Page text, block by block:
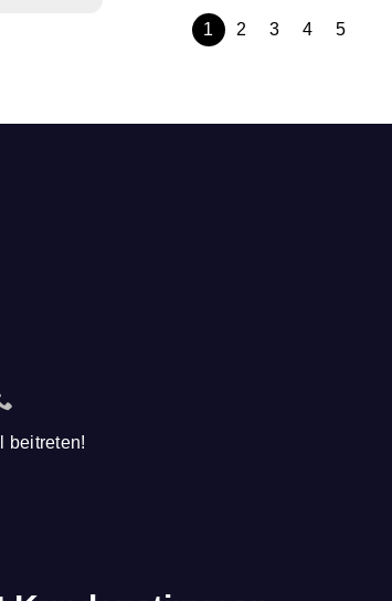
1 2 3 4 5
beitreten!